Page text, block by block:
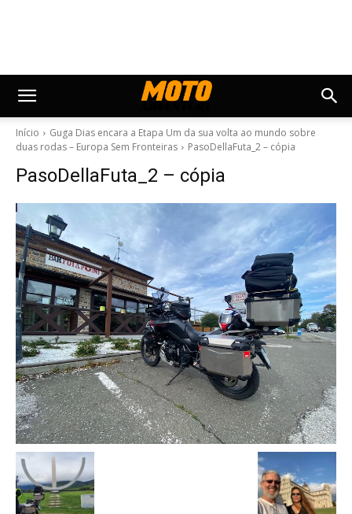
Início
Guga Dias encara a Etapa Um da sua volta ao mundo sobre
duas rodas – Europa Sem Fronteiras
PasoDellaFuta_2 – cópia
PasoDellaFuta_2 – cópia